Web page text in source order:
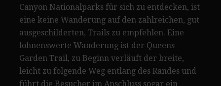
Canyon Nationalparks für sich zu entdecken, ist
eine keine Wanderung auf den zahlreichen, gut
ausgeschilderten, Trails zu empfehlen. Eine
lohnenswerte Wanderung ist der Queens
Garden Trail, zu Beginn verläuft der breite,
leicht zu folgende Weg entlang des Randes und
führt die Besucher im Anschluss sogar ein